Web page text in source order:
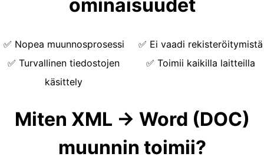
ominaisuudet
✅ Nopea muunnosprosessi
✅ Turvallinen tiedostojen
käsittely
✅ Ei vaadi rekisteröitymistä
✅ Toimii kaikilla laitteilla
Miten XML → Word (DOC)
muunnin toimii?